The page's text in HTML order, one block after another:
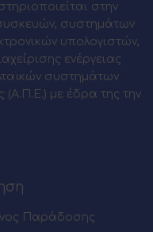
στην
συστημάτων
υπολογιστών,
ενέργειας
συστημάτων
(Α.Π.Ε.) με έδρα της την
Παράδοσης